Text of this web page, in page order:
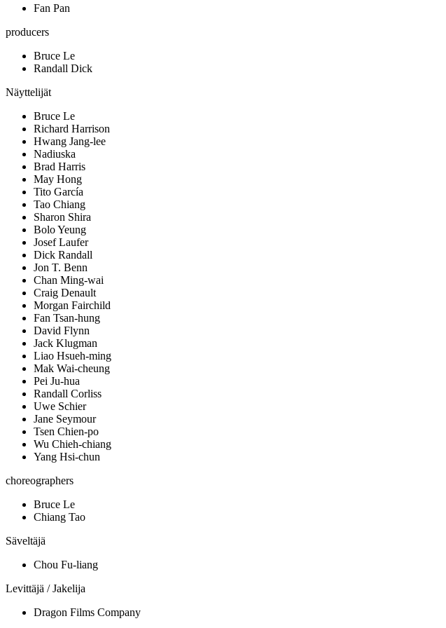
Fan Pan
producers
Bruce Le
Randall Dick
Näyttelijät
Bruce Le
Richard Harrison
Hwang Jang-lee
Nadiuska
Brad Harris
May Hong
Tito García
Tao Chiang
Sharon Shira
Bolo Yeung
Josef Laufer
Dick Randall
Jon T. Benn
Chan Ming-wai
Craig Denault
Morgan Fairchild
Fan Tsan-hung
David Flynn
Jack Klugman
Liao Hsueh-ming
Mak Wai-cheung
Pei Ju-hua
Randall Corliss
Uwe Schier
Jane Seymour
Tsen Chien-po
Wu Chieh-chiang
Yang Hsi-chun
choreographers
Bruce Le
Chiang Tao
Säveltäjä
Chou Fu-liang
Levittäjä / Jakelija
Dragon Films Company